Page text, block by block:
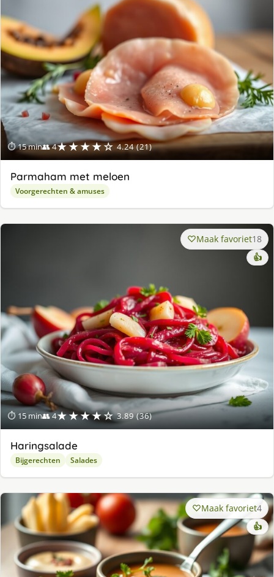
⏱ 15 min👥 4★★★★☆ 4.24 (21)
Parmaham met meloen
Voorgerechten & amuses
⏱ 15 min👥 4★★★★☆ 3.89 (36)
Maak favoriet18
👍
Haringsalade
Bijgerechten Salades
Maak favoriet4
👍